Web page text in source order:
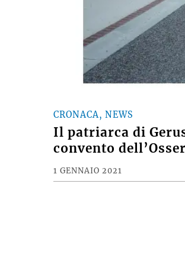
CRONACA, NEWS
Il patriarca di
convento
1 GENNAIO 2021